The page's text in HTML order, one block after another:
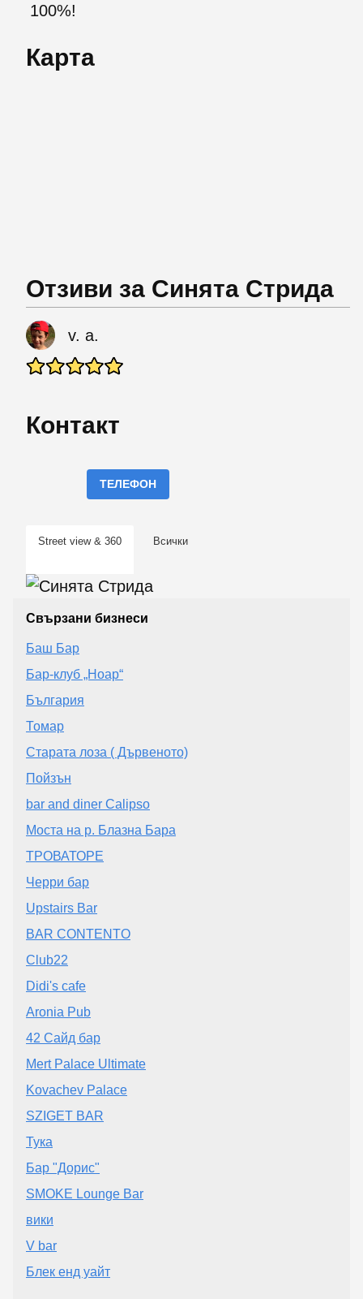
100%!
Карта
Отзиви за Синята Стрида
v. a.
Контакт
ТЕЛЕФОН
Street view & 360 Всички
Свързани бизнеси
Баш Бар
Бар-клуб „Ноар“
България
Томар
Старата лоза ( Дървеното)
Пойзън
bar and diner Calipso
Моста на р. Блазна Бара
ТРОВАТОРЕ
Черри бар
Upstairs Bar
BAR CONTENTO
Club22
Didi's cafe
Aronia Pub
42 Сайд бар
Mert Palace Ultimate
Kovachev Palace
SZIGET BAR
Тука
Бар "Дорис"
SMOKE Lounge Bar
вики
V bar
Блек енд уайт